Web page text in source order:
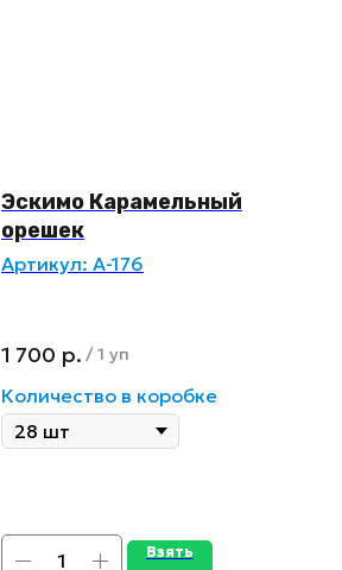
Эскимо Карамельный
орешек
Артикул: А-176
1 700 р. /1 уп
Количество в коробке
Взять